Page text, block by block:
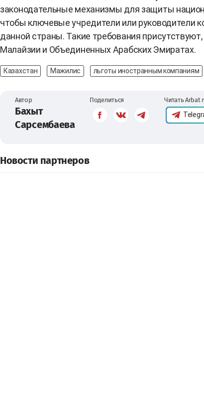
законодательные механизмы для защиты
чтобы ключевые учредители или руководители
данной страны. Такие требования присутствуют,
Малайзии и Объединенных Арабских Эмиратах.
Казахстан Мажилис льготы иностранным компаниям
Автор
Бахыт
Сарсембаева
Поделиться Читать Arbat
Новости партнеров